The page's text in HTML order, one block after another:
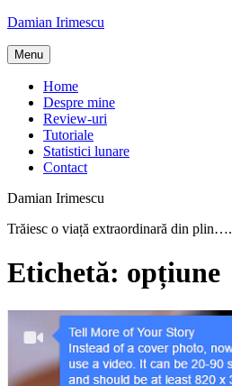
Skip
content
Damian Irimescu
Menu
Home
Despre mine
Review-uri
Tutoriale
Statistici lunare
Contact
Damian Irimescu
Trăiesc o viață extraordinară din plin….
Etichetă: opțiune